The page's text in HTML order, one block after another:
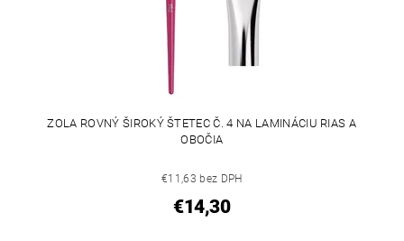
ZOLA ROVNÝ ŠIROKÝ ŠTETEC Č. 4 NA LAMINÁCIU RIAS A
OBOČIA
€11,63 bez DPH
€14,30